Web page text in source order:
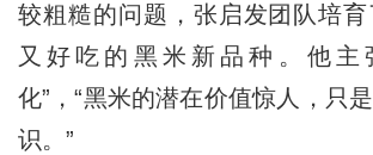
较粗糙的问题，张启发团队培
又好吃的黑米新品种。他主
化”，“黑米的潜在价值惊人，只
识。”